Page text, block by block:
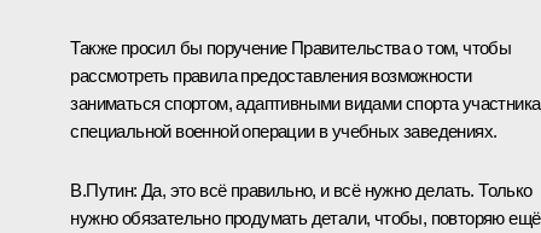
Также просил бы поручение Правительства о том, чтобы
рассмотреть правила предоставления возможности
заниматься спортом, адаптивными видами спорта
специальной военной операции в учебных заведениях.
В.Путин: Да, это всё правильно, и всё нужно делать. Только
нужно обязательно продумать детали, чтобы, повторяю ещё